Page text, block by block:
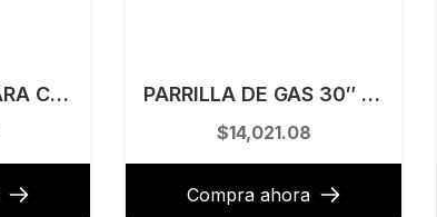
MONOMANDO PARA COCINA 57.4 X 22 CM KELE MODELO KSS2211-BG PARRILLA DE GAS 30″ 5 QUEMADORES MARCA WHIRLPOOL MODELO AKT790IXL , ACERO INOXIDABLE
$14,021.08
Compra ahora